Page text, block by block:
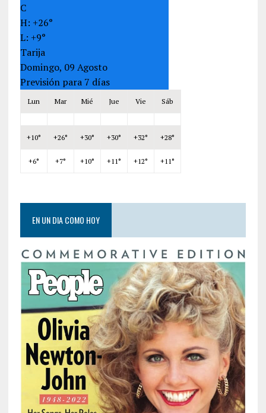
C
H: +26°
L: +9°
Tarija
Domingo, 09 Agosto
Previsión para 7 días
Lun Mar Mié Jue Vie Sáb
+10° +26° +30° +30° +32° +28°
+6° +7° +10° +11° +12° +11°
EN UN DIA COMO HOY